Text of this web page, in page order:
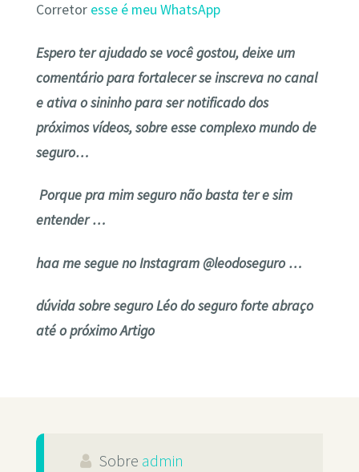
Corretor esse é meu WhatsApp
Espero ter ajudado se você gostou, deixe um
comentário para fortalecer se inscreva no canal
e ativa o sininho para ser notificado dos
próximos vídeos, sobre esse complexo mundo de
seguro…
Porque pra mim seguro não basta ter e sim
entender …
haa me segue no Instagram @leodoseguro …
dúvida sobre seguro Léo do seguro forte abraço
até o próximo Artigo
Sobre admin